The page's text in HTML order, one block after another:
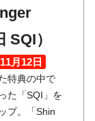
SQI）
月12日
特典の中で
た「SQI」を
プ。「Shin